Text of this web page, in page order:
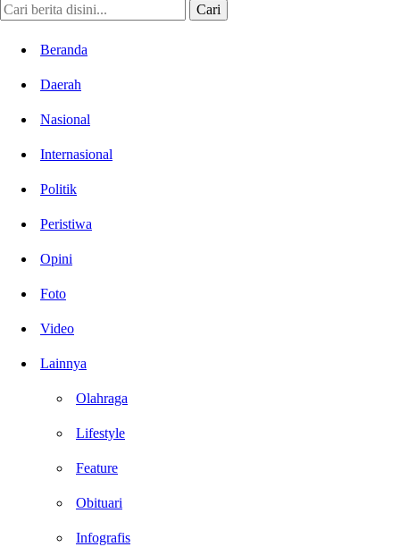
Cari
Beranda
Daerah
Nasional
Internasional
Politik
Peristiwa
Opini
Foto
Video
Lainnya
Olahraga
Lifestyle
Feature
Obituari
Infografis